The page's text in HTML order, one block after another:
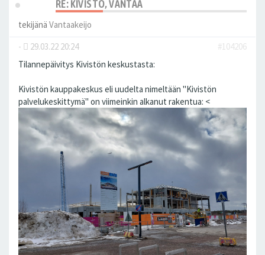
RE: KIVISTÖ, VANTAA
tekijänä Vantaakeijo
-
29.03.22 20:24
#104206
Tilannepäivitys Kivistön keskustasta:
Kivistön kauppakeskus eli uudelta nimeltään "Kivistön
palvelukeskittymä" on viimeinkin alkanut rakentua: <